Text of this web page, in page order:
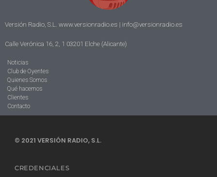
Versión Radio, S.L. www.versionradio.es | info@versionradio.es
Calle Verónica 16, 2, 1 03201 Elche (Alicante)
Noticias
Club de Oyentes
Quienes Somos
Qué hacemos
Clientes
Contacto
© 2021 VERSIÓN RADIO, S.L.
CREDENCIALES